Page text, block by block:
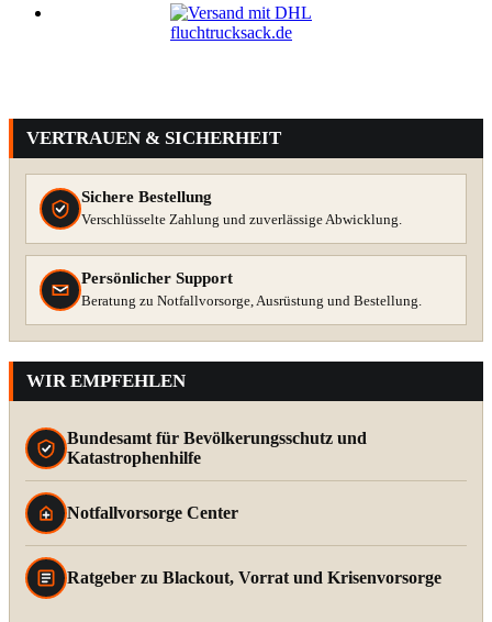
VERTRAUEN & SICHERHEIT
Sichere Bestellung
Verschlüsselte Zahlung und zuverlässige Abwicklung.
Persönlicher Support
Beratung zu Notfallvorsorge, Ausrüstung und Bestellung.
WIR EMPFEHLEN
Bundesamt für Bevölkerungsschutz und
Katastrophenhilfe
Notfallvorsorge Center
Ratgeber zu Blackout, Vorrat und Krisenvorsorge